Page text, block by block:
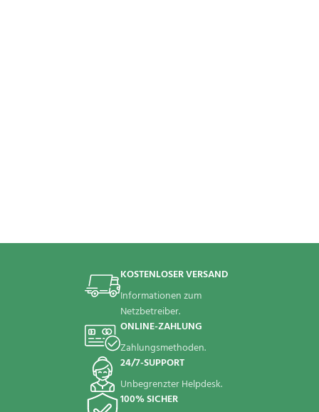
KOSTENLOSER VERSAND
Informationen zum
Netzbetreiber.
ONLINE-ZAHLUNG
Zahlungsmethoden.
24/7-SUPPORT
Unbegrenzter Helpdesk.
100% SICHER